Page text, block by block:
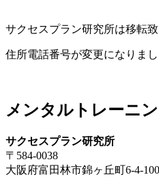
サクセスプラン研究所は移転致
住所電話番号が変更になりまし
メンタルトレーニ
サクセスプラン研究所
〒584-0038
大阪府富田林市錦ヶ丘町6-4-